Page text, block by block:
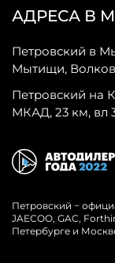
АДРЕСА В
Петровский в
Мытищи,
Петровский на
МКАД, 23 км, вл
Петровский −
JAECOO, GAC,
Петербурге и